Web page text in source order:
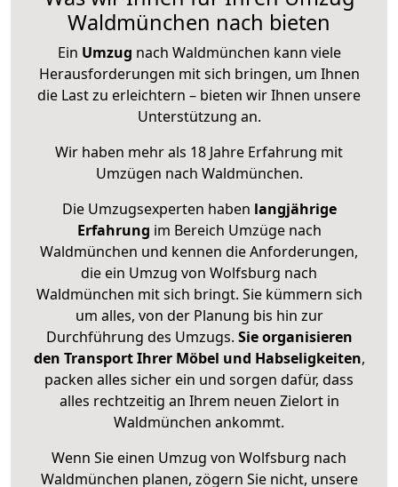
Waldmünchen nach bieten
Ein Umzug nach Waldmünchen kann viele
Herausforderungen mit sich bringen, um Ihnen
die Last zu erleichtern – bieten wir Ihnen unsere
Unterstützung an.
Wir haben mehr als 18 Jahre Erfahrung mit
Umzügen nach Waldmünchen.
Die Umzugsexperten haben langjährige
Erfahrung im Bereich Umzüge nach
Waldmünchen und kennen die Anforderungen,
die ein Umzug von Wolfsburg nach
Waldmünchen mit sich bringt. Sie kümmern sich
um alles, von der Planung bis hin zur
Durchführung des Umzugs. Sie organisieren
den Transport Ihrer Möbel und Habseligkeiten,
packen alles sicher ein und sorgen dafür, dass
alles rechtzeitig an Ihrem neuen Zielort in
Waldmünchen ankommt.
Wenn Sie einen Umzug von Wolfsburg nach
Waldmünchen planen, zögern Sie nicht, unsere